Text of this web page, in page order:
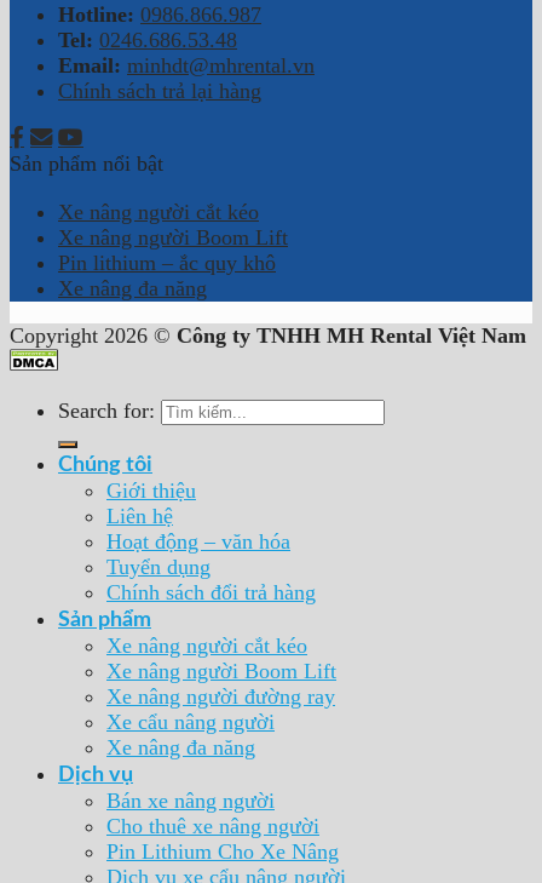
Hotline: 0986.866.987
Tel: 0246.686.53.48
Email: minhdt@mhrental.vn
Chính sách trả lại hàng
Sản phẩm nổi bật
Xe nâng người cắt kéo
Xe nâng người Boom Lift
Pin lithium – ắc quy khô
Xe nâng đa năng
Copyright 2026 © Công ty TNHH MH Rental Việt Nam
Search for:
Chúng tôi
Giới thiệu
Liên hệ
Hoạt động – văn hóa
Tuyển dụng
Chính sách đổi trả hàng
Sản phẩm
Xe nâng người cắt kéo
Xe nâng người Boom Lift
Xe nâng người đường ray
Xe cẩu nâng người
Xe nâng đa năng
Dịch vụ
Bán xe nâng người
Cho thuê xe nâng người
Pin Lithium Cho Xe Nâng
Dịch vụ xe cẩu nâng người